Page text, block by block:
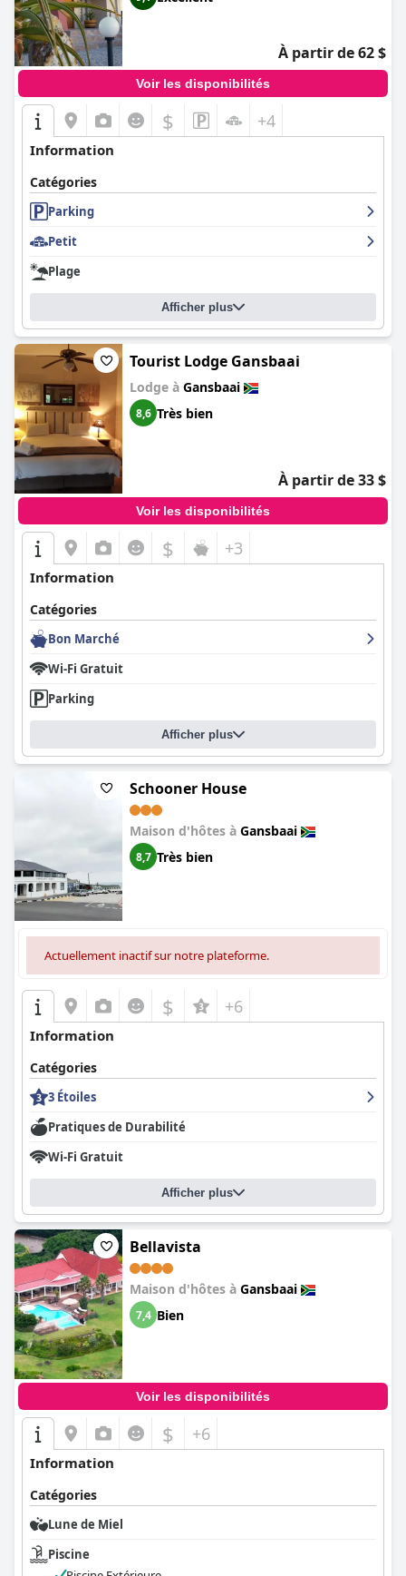
À partir de 62 $
Voir les disponibilités
$ +4
Information
Catégories
Parking
Petit
Plage
Afficher plus
Tourist Lodge Gansbaai
Lodge à Gansbaai
8,6 Très bien
À partir de 33 $
Voir les disponibilités
$ +3
Information
Catégories
Bon Marché
Wi-Fi Gratuit
Parking
Afficher plus
Schooner House
Maison d'hôtes à Gansbaai
8,7 Très bien
Actuellement inactif sur notre plateforme.
$ +6
Information
Catégories
3 Étoiles
Pratiques de Durabilité
Wi-Fi Gratuit
Afficher plus
Bellavista
Maison d'hôtes à Gansbaai
7,4 Bien
Voir les disponibilités
$ +6
Information
Catégories
Lune de Miel
Piscine